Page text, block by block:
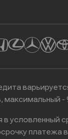
максимальный
в условленный
платежа